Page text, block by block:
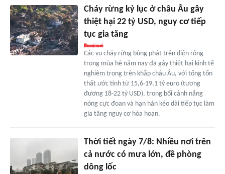
Cháy rừng kỷ lục ở châu Âu gây
thiệt hại 22 tỷ USD, nguy cơ tiếp
tục gia tăng
Các vụ cháy rừng bùng phát trên diện rộng
trong mùa hè năm nay đã gây thiệt hại kinh tế
nghiêm trọng trên khắp châu Âu, với tổng tổn
thất ước tính từ 15,6-19,1 tỷ euro (tương
đương 18-22 tỷ USD), trong bối cảnh nắng
nóng cực đoan và hạn hán kéo dài tiếp tục làm
gia tăng nguy cơ hỏa hoạn.
Thời tiết ngày 7/8: Nhiều nơi trên
cả nước có mưa lớn, đề phòng
dông lốc